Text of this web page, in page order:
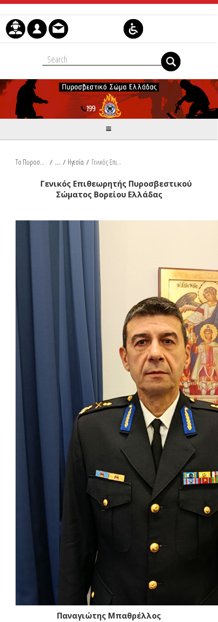
Μετάβαση στο περιεχόμενο
Το Πυροσβεστικό Σώμα / Ηγεσία / Γενικός Επιθεωρητής Βορείου Ελλάδας
Γενικός Επιθεωρητής Πυροσβεστικού
Σώματος Βορείου Ελλάδας
Παναγιώτης Μπαθρέλλος